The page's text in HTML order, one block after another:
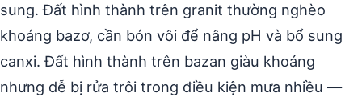
sung. Đất hình thành trên granit thường nghèo
khoáng bazơ, cần bón vôi để nâng pH và bổ sung
canxi. Đất hình thành trên bazan giàu khoáng
nhưng dễ bị rửa trôi trong điều kiện mưa nhiều —